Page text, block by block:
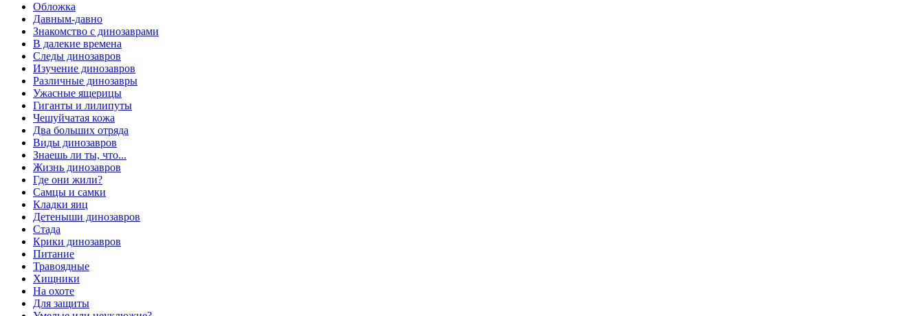
Обложка
Давным-давно
Знакомство с динозаврами
В далекие времена
Следы динозавров
Изучение динозавров
Различные динозавры
Ужасные ящерицы
Гиганты и лилипуты
Чешуйчатая кожа
Два больших отряда
Виды динозавров
Знаешь ли ты, что...
Жизнь динозавров
Где они жили?
Самцы и самки
Кладки яиц
Детеныши динозавров
Стада
Крики динозавров
Питание
Травоядные
Хищники
На охоте
Для защиты